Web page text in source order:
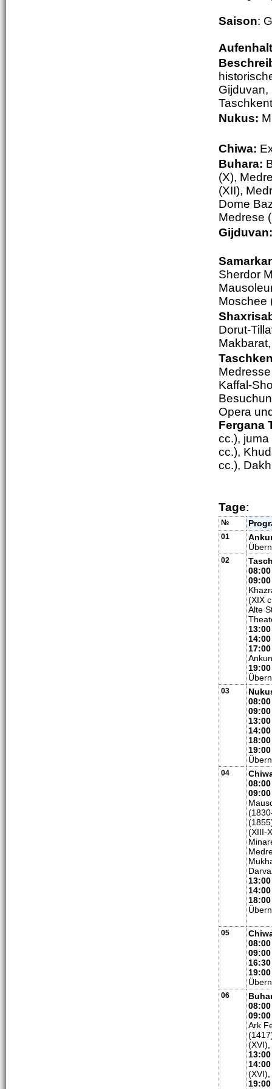
Saison:
Aufenhalt
Gijduvan,
Taschkent
Nukus:
Chiwa:
Buhara:
(X),
(XII),
Dome
Medrese
Sherdor
Moschee
Dorut-
Kaffal-
Opera
Fergana
cc.),
cc.),
cc.),
Tage:
№
01
02
08:00
09:00
(XIX
Alte
13:00
14:00
17:00
19:00
03
08:00
09:00
13:00
14:00
18:00
19:00
04
08:00
09:00
(XIII-
13:00
14:00
18:00
05
08:00
09:00
16:30
19:00
06
08:00
09:00
Ark
14:00
19:00